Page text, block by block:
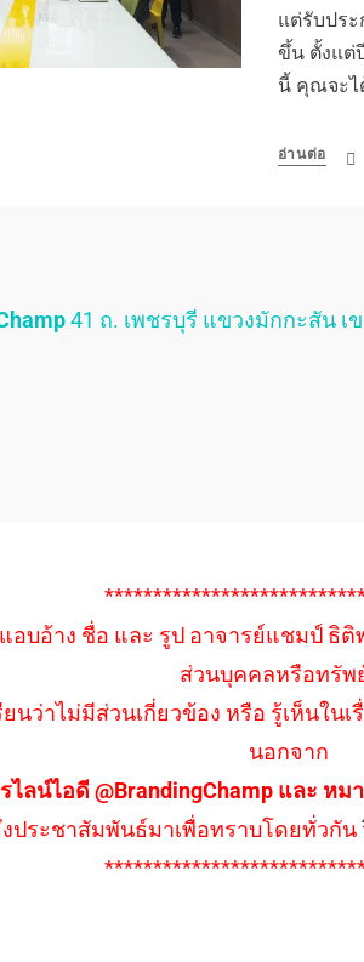
แต่รับปร
ขึ้น ตั้งแต่
นี้ คุณจะไ
อ่านต่อ
41 ถ. เพชรบุรี แขวงมักกะสัน เ
อ้าง ชื่อ และ รูป อาจารย์แชมป์ ธิติ
ส่วนบุคคลหรือทรัพ
นว่าไม่มีส่วนเกี่ยวข้อง หรือ รู้เห็นใ
นอกจาก
ลน์ไอดี @BrandingChamp และ หม
ประชาสัมพันธ์มาเพื่อทราบโดยทั่วกัน